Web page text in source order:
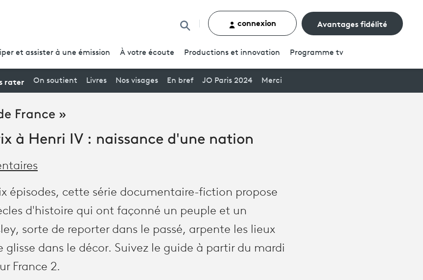
Rechercher un contenu
connexion Avantages fidélité
et assister à une émission À votre écoute Productions et innovation Programme tv
rater On soutient Livres Nos visages En bref JO Paris 2024 Merci
France »
à Henri IV : naissance d'une nation
épisodes, cette série documentaire-fiction propose
d'histoire qui ont façonné un peuple et un
sorte de reporter dans le passé, arpente les lieux
glisse dans le décor. Suivez le guide à partir du mardi
France 2.